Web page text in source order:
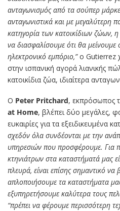
ανταγωνισμός από τα σούπερ
ανταγωνιστικά και με μεγαλύτερη
κατηγορία των κατοικίδιων ζώων,
να διασφαλίσουμε ότι θα
ηλεκτρονικό εμπόριο,”ο Gutierrez
στην ισπανική αγορά λιανικής
κατοικίδια ζώα, ιδιαίτερα
Ο Peter Pritchard, εκπρόσωπος
at Home, βλέπει δύο μεγάλες,
ευκαιρίες για τα εξειδικευμένα
σχεδόν όλα συνδέονται με την
υπηρεσιών που προσφέρουμε. Για
κτηνιάτρων στα καταστήματά μας
πλευρά, είναι επίσης σημαντικό
απλοποιήσουμε τα καταστήματα
εξυπηρετήσουμε καλύτερα τους
“πρέπει να φέρουμε περισσότερη